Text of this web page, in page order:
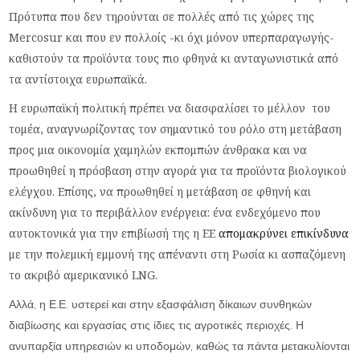
Πρότυπα που δεν τηρούνται σε πολλές από τις χώρες της
Mercosur και που εν πολλοίς -κι όχι μόνον υπερπαραγωγής-
καθιστούν τα προϊόντα τους πιο φθηνά κι ανταγωνιστικά από
τα αντίστοιχα ευρωπαϊκά.
Η ευρωπαϊκή πολιτική πρέπει να διασφαλίσει το μέλλον του
τομέα, αναγνωρίζοντας τον σημαντικό του ρόλο στη μετάβαση
προς μια οικονομία χαμηλών εκπομπών άνθρακα και να
προωθηθεί η πρόσβαση στην αγορά για τα προϊόντα βιολογικού
ελέγχου. Επίσης, να προωθηθεί η μετάβαση σε φθηνή και
ακίνδυνη για το περιβάλλον ενέργεια: ένα ενδεχόμενο που
αυτοκτονικά για την επιβίωσή της η ΕΕαπομακρύνει επικίνδυνα
με την πολεμική εμμονή της απέναντι στη Ρωσία κι ασπαζόμενη
το ακριβό αμερικανικό LNG.
Αλλά, η Ε.Ε. υστερεί και στην εξασφάλιση δίκαιων συνθηκών
διαβίωσης και εργασίας στις ίδιες τις αγροτικές περιοχές. Η
ανυπαρξία υπηρεσιών κι υποδομών, καθώς τα πάντα μετακυλίονται